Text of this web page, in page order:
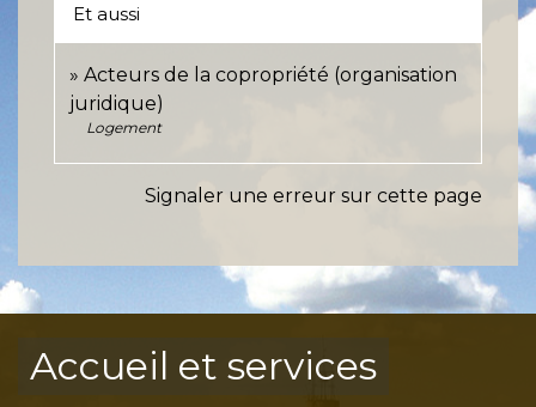
Et aussi
Acteurs de la copropriété (organisation
juridique)
Logement
Signaler une erreur sur cette page
Accueil et services